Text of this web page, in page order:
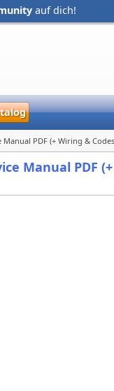
auf dich!
PDF (+ Wiring &
Manual PDF